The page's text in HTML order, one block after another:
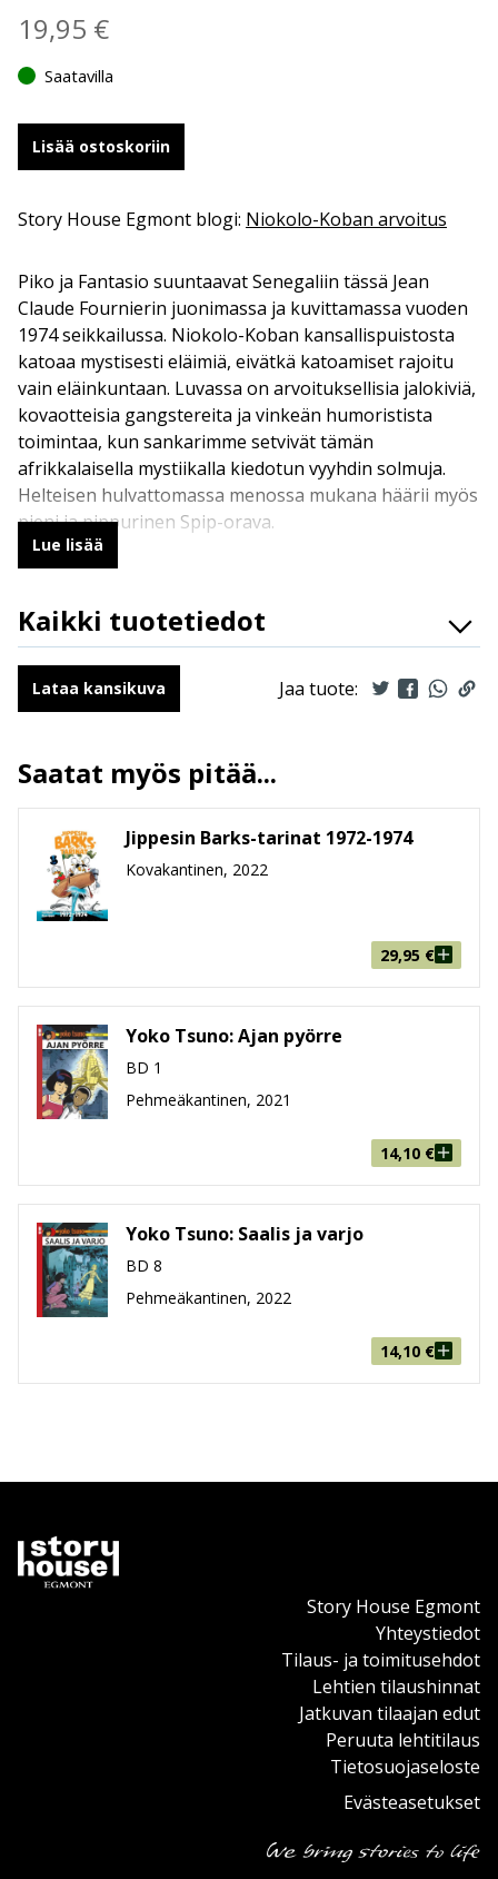
19,95 €
Saatavilla
Lisää ostoskoriin
Story House Egmont blogi: Niokolo-Koban arvoitus
Piko ja Fantasio suuntaavat Senegaliin tässä Jean
Claude Fournierin juonimassa ja kuvittamassa vuoden
1974 seikkailussa. Niokolo-Koban kansallispuistosta
katoaa mystisesti eläimiä, eivätkä katoamiset rajoitu
vain eläinkuntaan. Luvassa on arvoituksellisia jalokiviä,
kovaotteisia gangstereita ja vinkeän humoristista
toimintaa, kun sankarimme setvivät tämän
afrikkalaisella mystiikalla kiedotun vyyhdin solmuja.
Helteisen hulvattomassa menossa mukana häärii myös
pieni ja pippurinen Spip-orava.
Lue lisää
Kaikki tuotetiedot
ISBN
9789523344648
Kirjoittajat
Jean Cloude Fournier
Kääntäjät
ALV
13.5 %
Sivumäärä
46
Koko
leveys x korkeus x paksuus
236 mm * 323 mm * 10 mm
Paino
Ikäryhmä
Lataa kansikuva Jaa tuote:
Saatat myös pitää...
Jippesin Barks-tarinat 1972-1974
Kovakantinen, 2022
29,95 €
Yoko Tsuno: Ajan pyörre
BD 1
Pehmeäkantinen, 2021
14,10 €
Yoko Tsuno: Saalis ja varjo
BD 8
Pehmeäkantinen, 2022
14,10 €
Story House Egmont
Yhteystiedot
Tilaus- ja toimitusehdot
Lehtien tilaushinnat
Jatkuvan tilaajan edut
Peruuta lehtitilaus
Tietosuojaseloste
Evästeasetukset